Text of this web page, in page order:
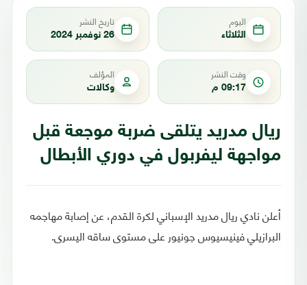
اليوم
الثلاثاء
تاريخ النشر
26 نوفمبر 2024
وقت النشر
09:17 م
المؤلف
وكالات
ريال مدريد يتلقى ضربة موجعة قبل
مواجهة ليفربول في دوري الأبطال
أعلن نادي ريال مدريد الإسباني لكرة القدم، عن إصابة مهاجمه
البرازيلي فينيسيوس جونيور على مستوى ساقه اليسرى.